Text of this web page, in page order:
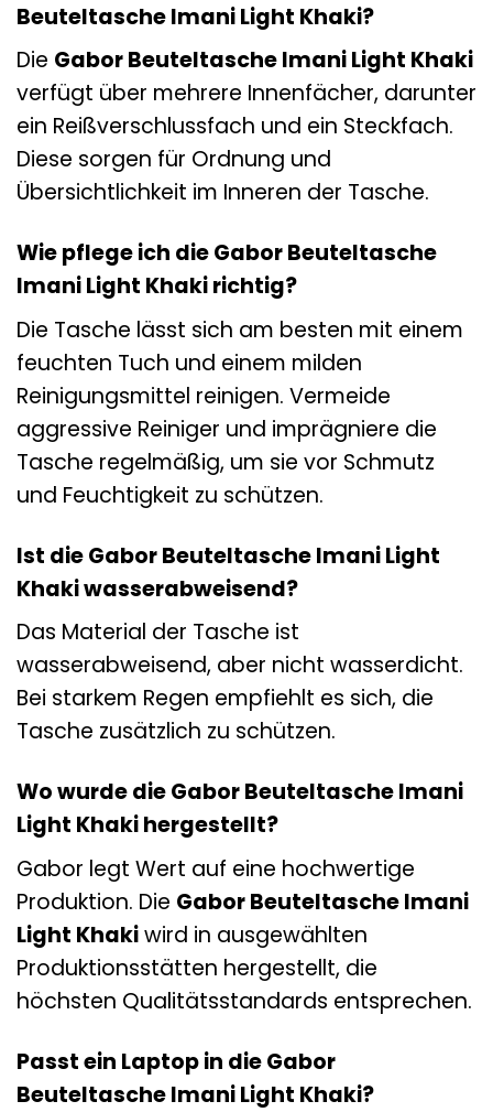
Beuteltasche Imani Light Khaki?
Die Gabor Beuteltasche Imani Light Khaki
verfügt über mehrere Innenfächer, darunter
ein Reißverschlussfach und ein Steckfach.
Diese sorgen für Ordnung und
Übersichtlichkeit im Inneren der Tasche.
Wie pflege ich die Gabor Beuteltasche
Imani Light Khaki richtig?
Die Tasche lässt sich am besten mit einem
feuchten Tuch und einem milden
Reinigungsmittel reinigen. Vermeide
aggressive Reiniger und imprägniere die
Tasche regelmäßig, um sie vor Schmutz
und Feuchtigkeit zu schützen.
Ist die Gabor Beuteltasche Imani Light
Khaki wasserabweisend?
Das Material der Tasche ist
wasserabweisend, aber nicht wasserdicht.
Bei starkem Regen empfiehlt es sich, die
Tasche zusätzlich zu schützen.
Wo wurde die Gabor Beuteltasche Imani
Light Khaki hergestellt?
Gabor legt Wert auf eine hochwertige
Produktion. Die Gabor Beuteltasche Imani
Light Khakiwird in ausgewählten
Produktionsstätten hergestellt, die
höchsten Qualitätsstandards entsprechen.
Passt ein Laptop in die Gabor
Beuteltasche Imani Light Khaki?